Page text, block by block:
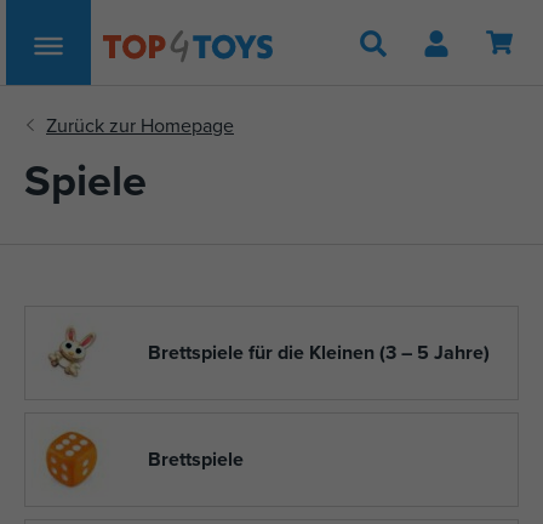
Suche
Spiele
Brettspiele für die Kleinen (3 – 5 Jahre)
Brettspiele